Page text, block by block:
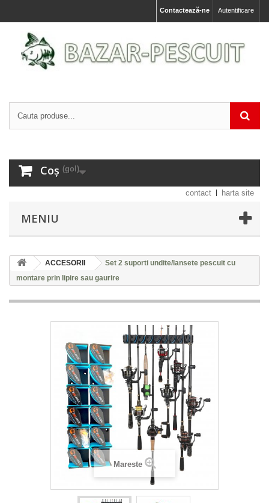
Autentificare
Contactează-ne
Coș (gol)
contact harta site
MENIU
ACCESORII
Set 2 suporti undite/lansete pescuit cu
montare prin lipire sau gaurire
Mareste